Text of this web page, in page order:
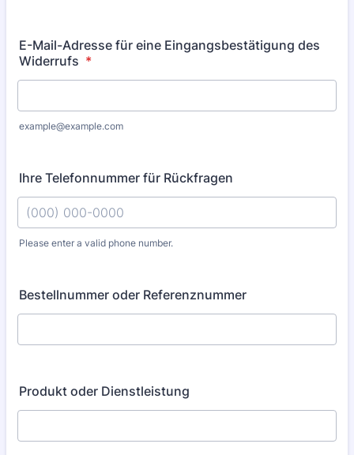
E-Mail-Adresse für eine Eingangsbestätigung des
Widerrufs *
example@example.com
Ihre Telefonnummer für Rückfragen
Please enter a valid phone number.
Bestellnummer oder Referenznummer
Produkt oder Dienstleistung